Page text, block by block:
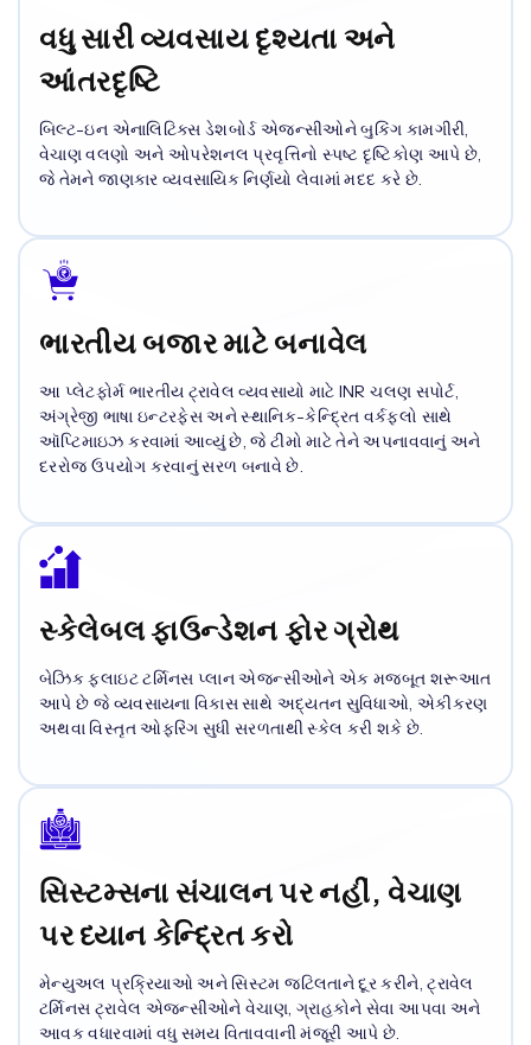
વધુ સારી વ્યવસાય દૃશ્યતા અને
આંતરદૃષ્ટિ
બિલ્ટ-ઇન એનાલિટિક્સ ડેશબોર્ડ એજન્સીઓને બુકિંગ કામગીરી,
વેચાણ વલણો અને ઓપરેશનલ પ્રવૃત્તિનો સ્પષ્ટ દૃષ્ટિકોણ આપે છે,
જે તેમને જાણકાર વ્યવસાયિક નિર્ણયો લેવામાં મદદ કરે છે.
ભારતીય બજાર માટે બનાવેલ
આ પ્લેટફોર્મ ભારતીય ટ્રાવેલ વ્યવસાયો માટે INR ચલણ સપોર્ટ,
અંગ્રેજી ભાષા ઇન્ટરફેસ અને સ્થાનિક-કેન્દ્રિત વર્કફ્લો સાથે
ઑપ્ટિમાઇઝ કરવામાં આવ્યું છે, જે ટીમો માટે તેને અપનાવવાનું અને
દરરોજ ઉપયોગ કરવાનું સરળ બનાવે છે.
સ્કેલેબલ ફાઉન્ડેશન ફોર ગ્રોથ
બેઝિક ફ્લાઇટ ટર્મિનસ પ્લાન એજન્સીઓને એક મજબૂત શરૂઆત
આપે છે જે વ્યવસાયના વિકાસ સાથે અદ્યતન સુવિધાઓ, એકીકરણ
અથવા વિસ્તૃત ઓફરિંગ સુધી સરળતાથી સ્કેલ કરી શકે છે.
સિસ્ટમ્સના સંચાલન પર નહીં, વેચાણ
પર ધ્યાન કેન્દ્રિત કરો
મેન્યુઅલ પ્રક્રિયાઓ અને સિસ્ટમ જટિલતાને દૂર કરીને, ટ્રાવેલ
ટર્મિનસ ટ્રાવેલ એજન્સીઓને વેચાણ, ગ્રાહકોને સેવા આપવા અને
આવક વધારવામાં વધુ સમય વિતાવવાની મંજૂરી આપે છે.